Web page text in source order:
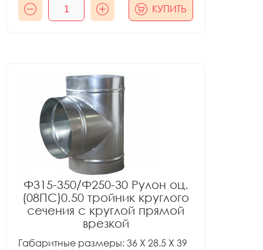
КУПИТЬ
Ф315-350/Ф250-30 Рулон оц.
(08ПС)0.50 тройник круглого
сечения с круглой прямой
врезкой
Габаритные размеры: 36 X 28.5 X 39